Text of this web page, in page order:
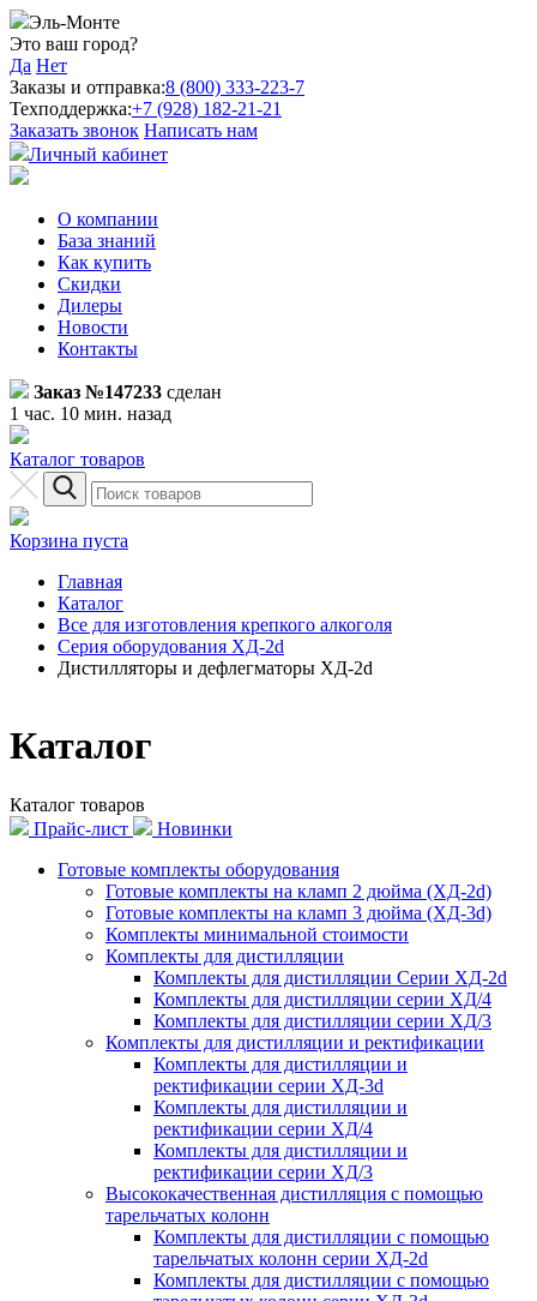
Эль-Монте
Это ваш город?
Да Нет
Заказы и отправка:8 (800) 333-223-7
Техподдержка:+7 (928) 182-21-21
Заказать звонок Написать нам
Личный кабинет
О компании
База знаний
Как купить
Скидки
Дилеры
Новости
Контакты
Заказ №147233 сделан
1 час. 10 мин. назад
Каталог товаров
Корзина пуста
Главная
Каталог
Все для изготовления крепкого алкоголя
Серия оборудования ХД-2d
Дистилляторы и дефлегматоры ХД-2d
Каталог
Каталог товаров
Прайс-лист
Новинки
Готовые комплекты оборудования
Готовые комплекты на кламп 2 дюйма (ХД-2d)
Готовые комплекты на кламп 3 дюйма (ХД-3d)
Комплекты минимальной стоимости
Комплекты для дистилляции
Комплекты для дистилляции Серии ХД-2d
Комплекты для дистилляции серии ХД/4
Комплекты для дистилляции серии ХД/3
Комплекты для дистилляции и ректификации
Комплекты для дистилляции и
ректификации серии ХД-3d
Комплекты для дистилляции и
ректификации серии ХД/4
Комплекты для дистилляции и
ректификации серии ХД/3
Высококачественная дистилляция с помощью
тарельчатых колонн
Комплекты для дистилляции с помощью
тарельчатых колонн серии ХД-2d
Комплекты для дистилляции с помощью